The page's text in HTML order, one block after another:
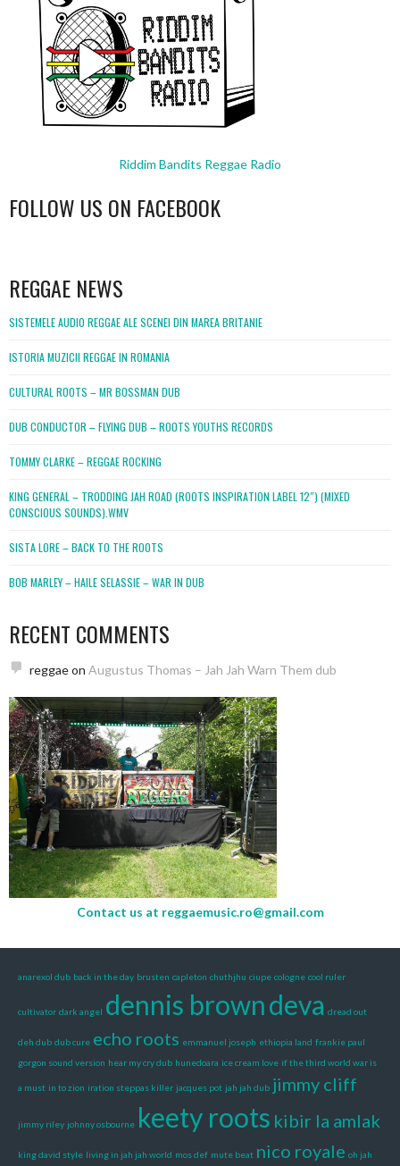
Riddim Bandits Reggae Radio
FOLLOW US ON FACEBOOK
REGGAE NEWS
SISTEMELE AUDIO REGGAE ALE SCENEI DIN MAREA BRITANIE
ISTORIA MUZICII REGGAE IN ROMANIA
CULTURAL ROOTS – MR BOSSMAN DUB
DUB CONDUCTOR – FLYING DUB – ROOTS YOUTHS RECORDS
TOMMY CLARKE – REGGAE ROCKING
KING GENERAL – TRODDING JAH ROAD (ROOTS INSPIRATION LABEL 12″) (MIXED
CONSCIOUS SOUNDS).WMV
SISTA LORE – BACK TO THE ROOTS
BOB MARLEY – HAILE SELASSIE – WAR IN DUB
RECENT COMMENTS
reggaeon Augustus Thomas – Jah Jah Warn Them dub
Contact us at reggaemusic.ro@gmail.com
anarexol dub back in the day brusten capleton chuthjhu ciupe cologne cool ruler
cultivator dark angel dennis browndeva dread out
deh dub dub cure echo roots emmanuel joseph ethiopia land frankie paul
gorgon sound version hear my cry dub hunedoara ice cream love if the third world war is
a must in to zion iration steppas killer jacques pot jah jah dub jimmy cliff
jimmy riley johnny osbourne keety roots kibir la amlak
king david style living in jah jah world mos def mute beat nico royale oh jah